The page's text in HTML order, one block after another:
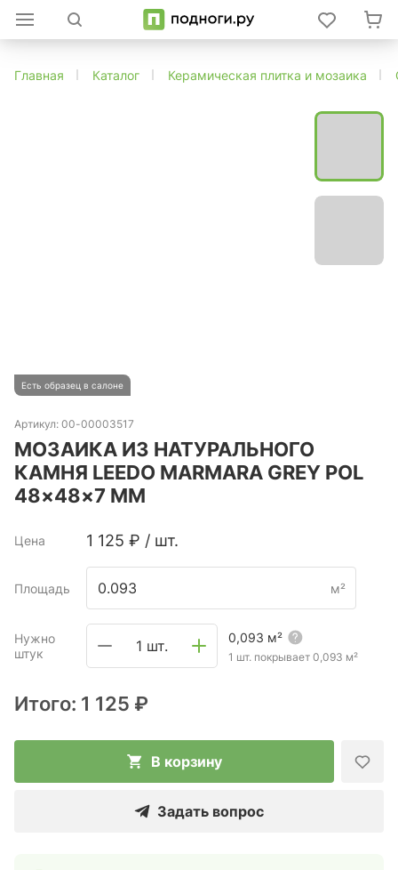
Главная Каталог Керамическая плитка и мозаика
Есть образец в салоне
Артикул: 00-00003517
МОЗАИКА ИЗ НАТУРАЛЬНОГО
КАМНЯ LEEDO MARMARA GREY POL
48×48×7 ММ
Цена 1 125 ₽ / шт.
Площадь м²
Нужно
штук
1 шт. 0,093 м²
1 шт. покрывает 0,093 м²
Итого: 1 125 ₽
В корзину
Задать вопрос